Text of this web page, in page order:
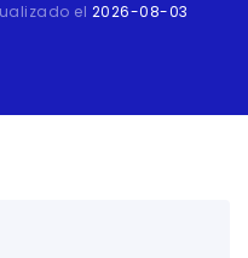
el 2026-08-03